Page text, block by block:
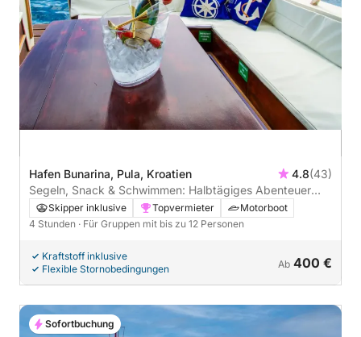
Hafen Bunarina, Pula, Kroatien 4.8(43)
Segeln, Snack & Schwimmen: Halbtägiges Abenteuer
nach Porer & Kamenjak
Skipper inklusive Topvermieter
Motorboot
4 Stunden · Für Gruppen mit bis zu 12 Personen
Kraftstoff inklusive
Flexible Stornobedingungen
Ab 400 €
Sofortbuchung